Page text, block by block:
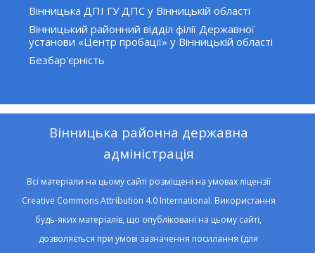
Вінницька ДПІ ГУ ДПС у Вінницькій області
Вінницький районний відділ філії Державної
установи «Центр пробації» у Вінницькій області
Безбар'єрність
Вінницька районна державна
адміністрація
Всі матеріали на цьому сайті розміщені на умовах ліцензії
Creative Commons Attribution 4.0 International. Використання
будь-яких матеріалів, що опубліковані на цьому сайті,
дозволяється при умові зазначення посилання (для